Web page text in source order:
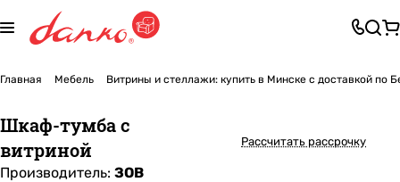
Главная Мебель Витрины и стеллажи: купить в Минске с доставкой по
Шкаф-тумба с
витриной
Производитель: ЗОВ
Рассчитать рассрочку